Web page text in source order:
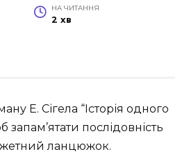
НА ЧИТАННЯ
2 хв
Е. Сігела “Історія одного
запам’ятати послідовність
ланцюжок.